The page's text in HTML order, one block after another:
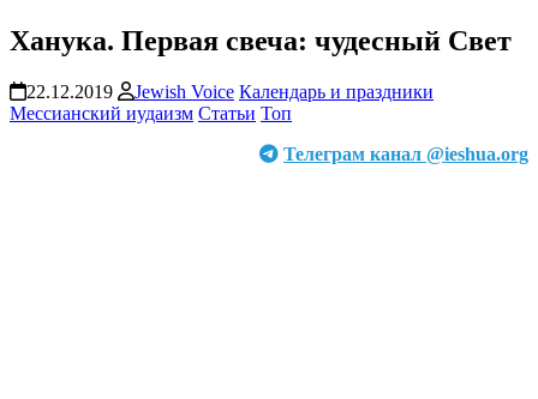
Ханука. Первая свеча: чудесный Свет
22.12.2019 Jewish Voice Календарь и праздники
Мессианский иудаизм Статьи Топ
Телеграм канал @ieshua.org